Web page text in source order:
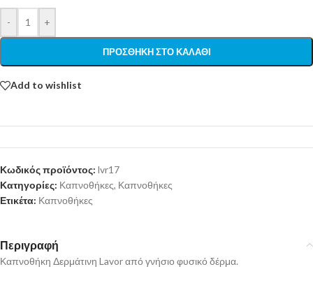
- +
ΠΡΟΣΘΉΚΗ ΣΤΟ ΚΑΛΆΘΙ
Add to wishlist
Κωδικός προϊόντος: lvr17
Κατηγορίες: Καπνοθήκες, Καπνοθήκες
Ετικέτα: Καπνοθήκες
Περιγραφή
Καπνοθήκη Δερμάτινη Lavor από γνήσιο φυσικό δέρμα.